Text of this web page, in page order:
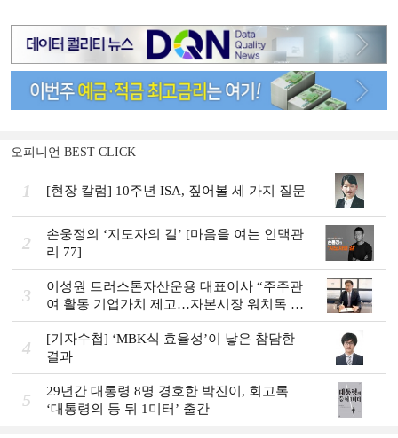
오피니언 BEST CLICK
1 [현장 칼럼] 10주년 ISA, 짚어볼 세 가지 질문
2
손웅정의 ‘지도자의 길’ [마음을 여는 인맥관
리 77]
3
이성원 트러스톤자산운용 대표이사 “주주관
여 활동 기업가치 제고…자본시장 워치독 역
할”
4
[기자수첩] ‘MBK식 효율성’이 낳은 참담한
결과
5
29년간 대통령 8명 경호한 박진이, 회고록
‘대통령의 등 뒤 1미터’ 출간